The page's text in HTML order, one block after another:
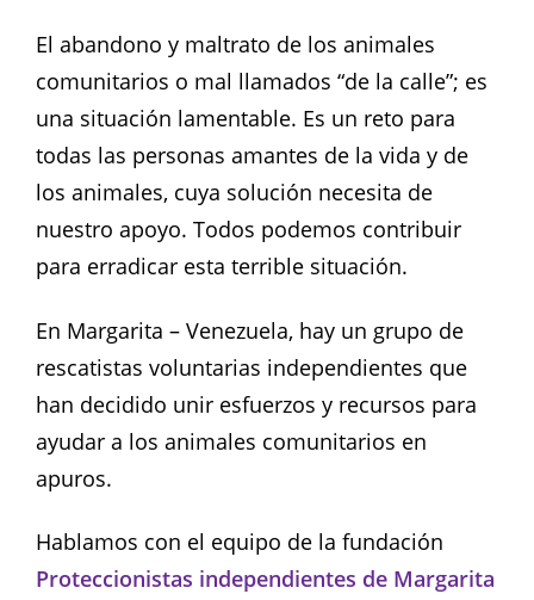
El abandono y maltrato de los animales
comunitarios o mal llamados “de la calle”; es
una situación lamentable. Es un reto para
todas las personas amantes de la vida y de
los animales, cuya solución necesita de
nuestro apoyo. Todos podemos contribuir
para erradicar esta terrible situación.
En Margarita – Venezuela, hay un grupo de
rescatistas voluntarias independientes que
han decidido unir esfuerzos y recursos para
ayudar a los animales comunitarios en
apuros.
Hablamos con el equipo de la fundación
Proteccionistas independientes de Margarita